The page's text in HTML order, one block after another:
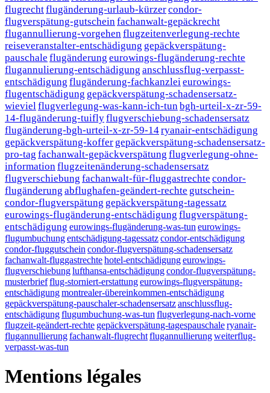
flugrechtflugänderung-urlaub-kürzercondor-
flugverspätung-gutschein fachanwalt-gepäckrecht
flugannullierung-vorgehen flugzeitenverlegung-rechte
reiseveranstalter-entschädigung gepäckverspätung-
pauschale flugänderung eurowings-flugänderung-rechte
flugannulierung-entschädigung anschlussflug-verpasst-
entschädigung flugänderung-fachkanzlei eurowings-
flugentschädigung gepäckverspätung-schadensersatz-
wieviel flugverlegung-was-kann-ich-tun bgh-urteil-x-zr-59-
14-flugänderung-tuiflyflugverschiebung-schadensersatz
flugänderung-bgh-urteil-x-zr-59-14ryanair-entschädigung
gepäckverspätung-koffer gepäckverspätung-schadensersatz-
pro-tag fachanwalt-gepäckverspätung flugverlegung-ohne-
information flugzeitenänderung-schadensersatz
flugverschiebung fachanwalt-für-fluggastrechte condor-
flugänderung abflughafen-geändert-rechte gutschein-
condor-flugverspätung gepäckverspätung-tagessatz
eurowings-flugänderung-entschädigung flugverspätung-
entschädigung eurowings-flugänderung-was-tun eurowings-
flugumbuchungentschädigung-tagessatzcondor-entschädigung
condor-fluggutschein condor-flugverspätung-schadensersatz
fachanwalt-fluggastrechtehotel-entschädigungeurowings-
flugverschiebunglufthansa-entschädigungcondor-flugverspätung-
musterbriefflug-storniert-erstattungeurowings-flugverspätung-
entschädigungmontrealer-übereinkommen-entschädigung
gepäckverspätung-pauschaler-schadensersatzanschlussflug-
entschädigungflugumbuchung-was-tun flugverlegung-nach-vorne
flugzeit-geändert-rechte gepäckverspätung-tagespauschaleryanair-
flugannullierungfachanwalt-flugrechtflugannullierungweiterflug-
verpasst-was-tun
Mentions légales